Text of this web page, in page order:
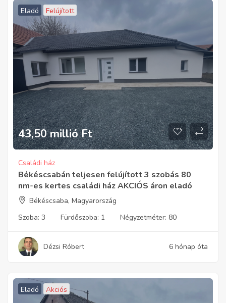
Eladó Felújított
43,50 millió Ft
Családi ház
Békéscsabán teljesen felújított 3 szobás 80
nm-es kertes családi ház AKCIÓS áron eladó
Békéscsaba, Magyarország
Szoba: 3 Fürdőszoba: 1 Négyzetméter: 80
Dézsi Róbert 6 hónap óta
Eladó Akciós